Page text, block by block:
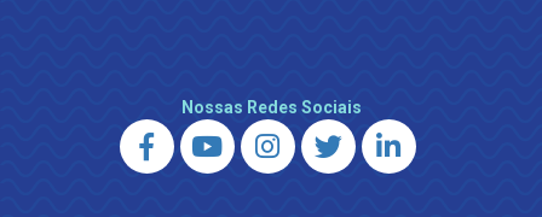
Nossas Redes Sociais